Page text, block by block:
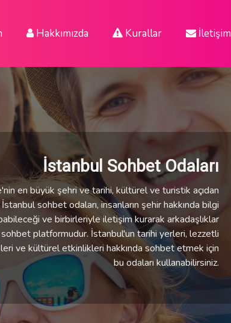
Hakkımızda Kurallar İletişim
İstanbul Sohbet Odaları
en büyük şehri ve tarihi, kültürel ve turistik açıdan
sohbet odaları, insanların şehir hakkında bilgi
ve birbirleriyle iletişim kurarak arkadaşlıklar
platformudur. İstanbul'un tarihi yerleri, lezzetli
ve kültürel etkinlikleri hakkında sohbet etmek için
bu odaları kullanabilirsiniz.